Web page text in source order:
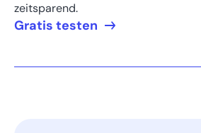
zeitsparend.
Gratis testen